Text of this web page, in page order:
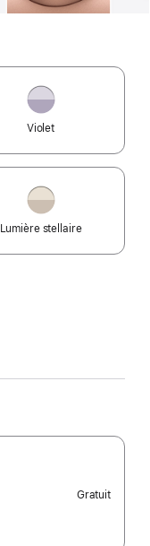
Violet
Lumière stellaire
Gratuit